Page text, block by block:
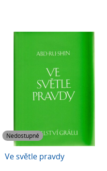
Nedostupné
Ve světle pravdy